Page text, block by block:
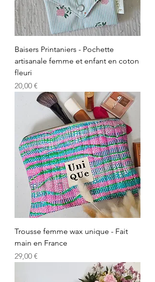
Baisers Printaniers - Pochette
artisanale femme et enfant en coton
fleuri
Prix
20,00 €
Trousse femme wax unique - Fait
main en France
Prix
29,00 €